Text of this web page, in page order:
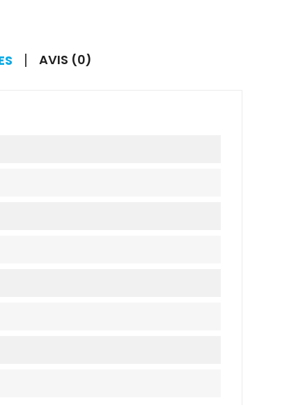
AVIS (0)